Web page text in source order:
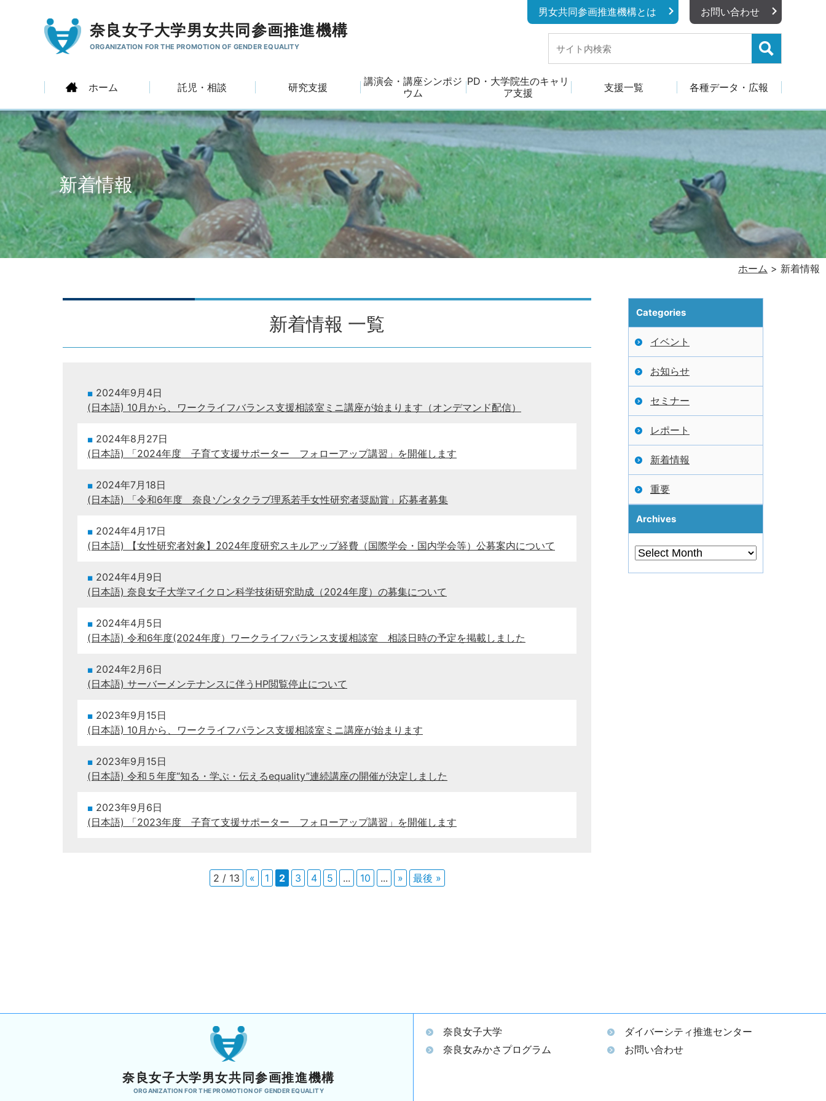
奈良女子大学男女共同参画推進機構
ORGANIZATION FOR THE PROMOTIONOF GENDER EQUALITY
男女共同参画推進機構とは お問い合わせ
ホーム 託児・相談 研究支援
講演会・講座シンポジ
ウム
PD・大学院生のキャリ
ア支援
支援一覧 各種データ・広報
新着情報
ホーム > 新着情報
新着情報 一覧
2024年9月4日
(日本語) 10月から、ワークライフバランス支援相談室ミニ講座が始まります（オンデマンド配信）
2024年8月27日
(日本語) 「2024年度 子育て支援サポーター フォローアップ講習」を開催します
2024年7月18日
(日本語) 「令和6年度 奈良ゾンタクラブ理系若手女性研究者奨励賞」応募者募集
2024年4月17日
(日本語) 【女性研究者対象】2024年度研究スキルアップ経費（国際学会・国内学会等）公募案内について
2024年4月9日
(日本語) 奈良女子大学マイクロン科学技術研究助成（2024年度）の募集について
2024年4月5日
(日本語) 令和6年度(2024年度）ワークライフバランス支援相談室 相談日時の予定を掲載しました
2024年2月6日
(日本語) サーバーメンテナンスに伴うHP閲覧停止について
2023年9月15日
(日本語) 10月から、ワークライフバランス支援相談室ミニ講座が始まります
2023年9月15日
(日本語) 令和５年度“知る・学ぶ・伝えるequality”連続講座の開催が決定しました
2023年9月6日
(日本語) 「2023年度 子育て支援サポーター フォローアップ講習」を開催します
2 / 13 « 1 2 3 4 5 ... 10 ... » 最後 »
Categories
イベント
お知らせ
セミナー
レポート
新着情報
重要
Archives
奈良女子大学男女共同参画推進機構
ORGANIZATION FOR THE PROMOTION OF GENDER EQUALITY
奈良女子大学
ダイバーシティ推進センター
奈良女みかさプログラム
お問い合わせ